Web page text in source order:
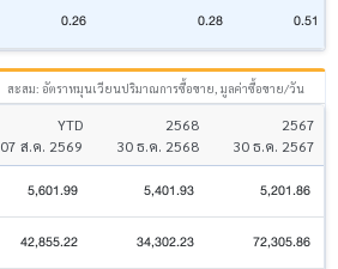
0.26 0.28 0.51
สะสม: อัตราหมุนเวียนปริมาณการซื้อขาย, มูลค่าซื้อขาย/วัน
YTD
07 ส.ค. 2569
2568
30 ธ.ค. 2568
2567
30 ธ.ค. 2567
5,601.99 5,401.93 5,201.86
42,855.22 34,302.23 72,305.86